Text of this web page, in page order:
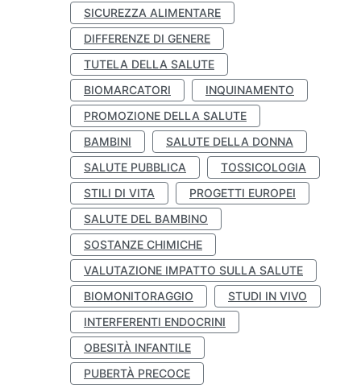
SICUREZZA ALIMENTARE
DIFFERENZE DI GENERE
TUTELA DELLA SALUTE
BIOMARCATORI
INQUINAMENTO
PROMOZIONE DELLA SALUTE
BAMBINI
SALUTE DELLA DONNA
SALUTE PUBBLICA
TOSSICOLOGIA
STILI DI VITA
PROGETTI EUROPEI
SALUTE DEL BAMBINO
SOSTANZE CHIMICHE
VALUTAZIONE IMPATTO SULLA SALUTE
BIOMONITORAGGIO
STUDI IN VIVO
INTERFERENTI ENDOCRINI
OBESITÀ INFANTILE
PUBERTÀ PRECOCE